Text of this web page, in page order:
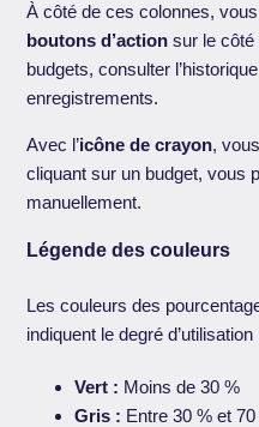
À côté de ces colonnes,
boutons d’action sur le côté
budgets, consulter
enregistrements.
Avec l’icône de crayon,
cliquant sur un budget, vous
manuellement.
Légende des couleurs
Les couleurs des
indiquent le degré d’utilisation
Vert : Moins de 30 %
Gris : Entre 30 % et